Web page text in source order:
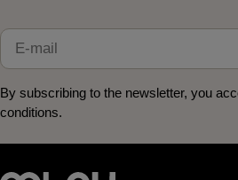
E-
mail
By subscribing to the newsletter, you
conditions.